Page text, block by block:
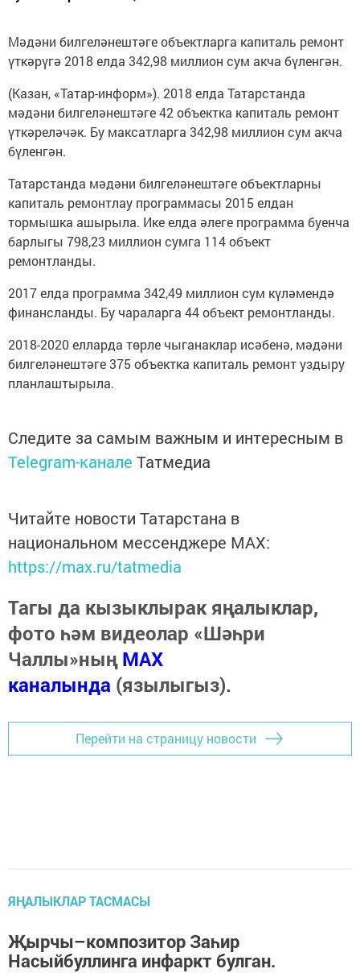
Мәдәни билгеләнештәге объектларга капиталь ремонт
үткәрүгә 2018 елда 342,98 миллион сум акча бүленгән.
(Казан, «Татар-информ»). 2018 елда Татарстанда
мәдәни билгеләнештәге 42 объектка капиталь ремонт
үткәреләчәк. Бу максатларга 342,98 миллион сум акча
бүленгән.
Татарстанда мәдәни билгеләнештәге объектларны
капиталь ремонтлау программасы 2015 елдан
тормышка ашырыла. Ике елда әлеге программа буенча
барлыгы 798,23 миллион сумга 114 объект
ремонтланды.
2017 елда программа 342,49 миллион сум күләмендә
финансланды. Бу чараларга 44 объект ремонтланды.
2018-2020 елларда төрле чыганаклар исәбенә, мәдәни
билгеләнештәге 375 объектка капиталь ремонт уздыру
планлаштырыла.
Следите за самым важным и интересным в
Telegram-канале Татмедиа
Читайте новости Татарстана в
национальном мессенджере MАХ:
https://max.ru/tatmedia
Тагы да кызыклырак яңалыклар,
фото һәм видеолар «Шәһри
Чаллы»ныңMAX
каналында (язылыгыз).
Перейти на страницу новости
ЯҢАЛЫКЛАР ТАСМАСЫ
Җырчы–композитор Заһир
Насыйбуллинга инфаркт булган.